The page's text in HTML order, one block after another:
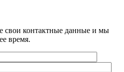
свои контактные данные и мы
время.